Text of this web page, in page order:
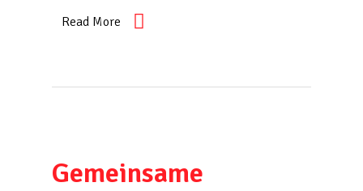
Read More
Gemeinsame